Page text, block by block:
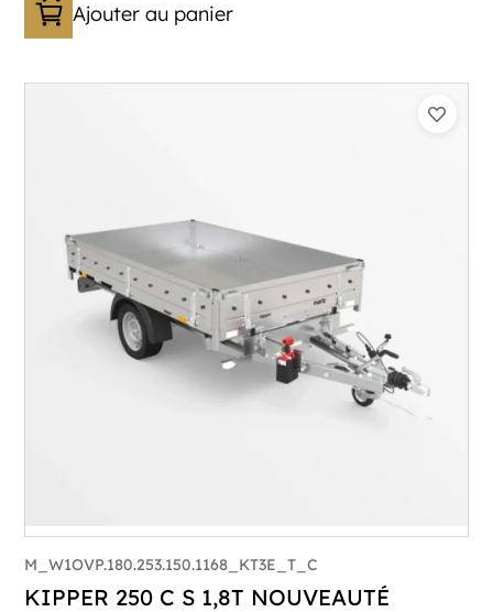
Longueur utile (mm) :2530
Plancher :Plancher en Acier
Ajouter au panier
M_W1OVP.180.253.150.1168_KT3E_T_C
KIPPER 250 C S 1,8T NOUVEAUTÉ